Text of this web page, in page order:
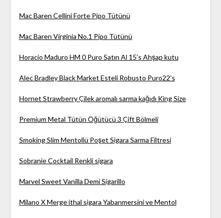
Mac Baren Cellini Forte Pipo Tütünü
Mac Baren Virginia No.1 Pipo Tütünü
Horacio Maduro HM 0 Puro Satın Al 15’s Ahşap kutu
Alec Bradley Black Market Esteli Robusto Puro22’s
Hornet Strawberry Çilek aromalı sarma kağıdı King Size
Premium Metal Tütün Öğütücü 3 Çift Bölmeli
Smoking Slim Mentollü Poşet Sigara Sarma Filtresi
Sobranie Cocktail Renkli sigara
Marvel Sweet Vanilla Demi Sigarillo
Milano X Merge ithal sigara Yabanmersini ve Mentol